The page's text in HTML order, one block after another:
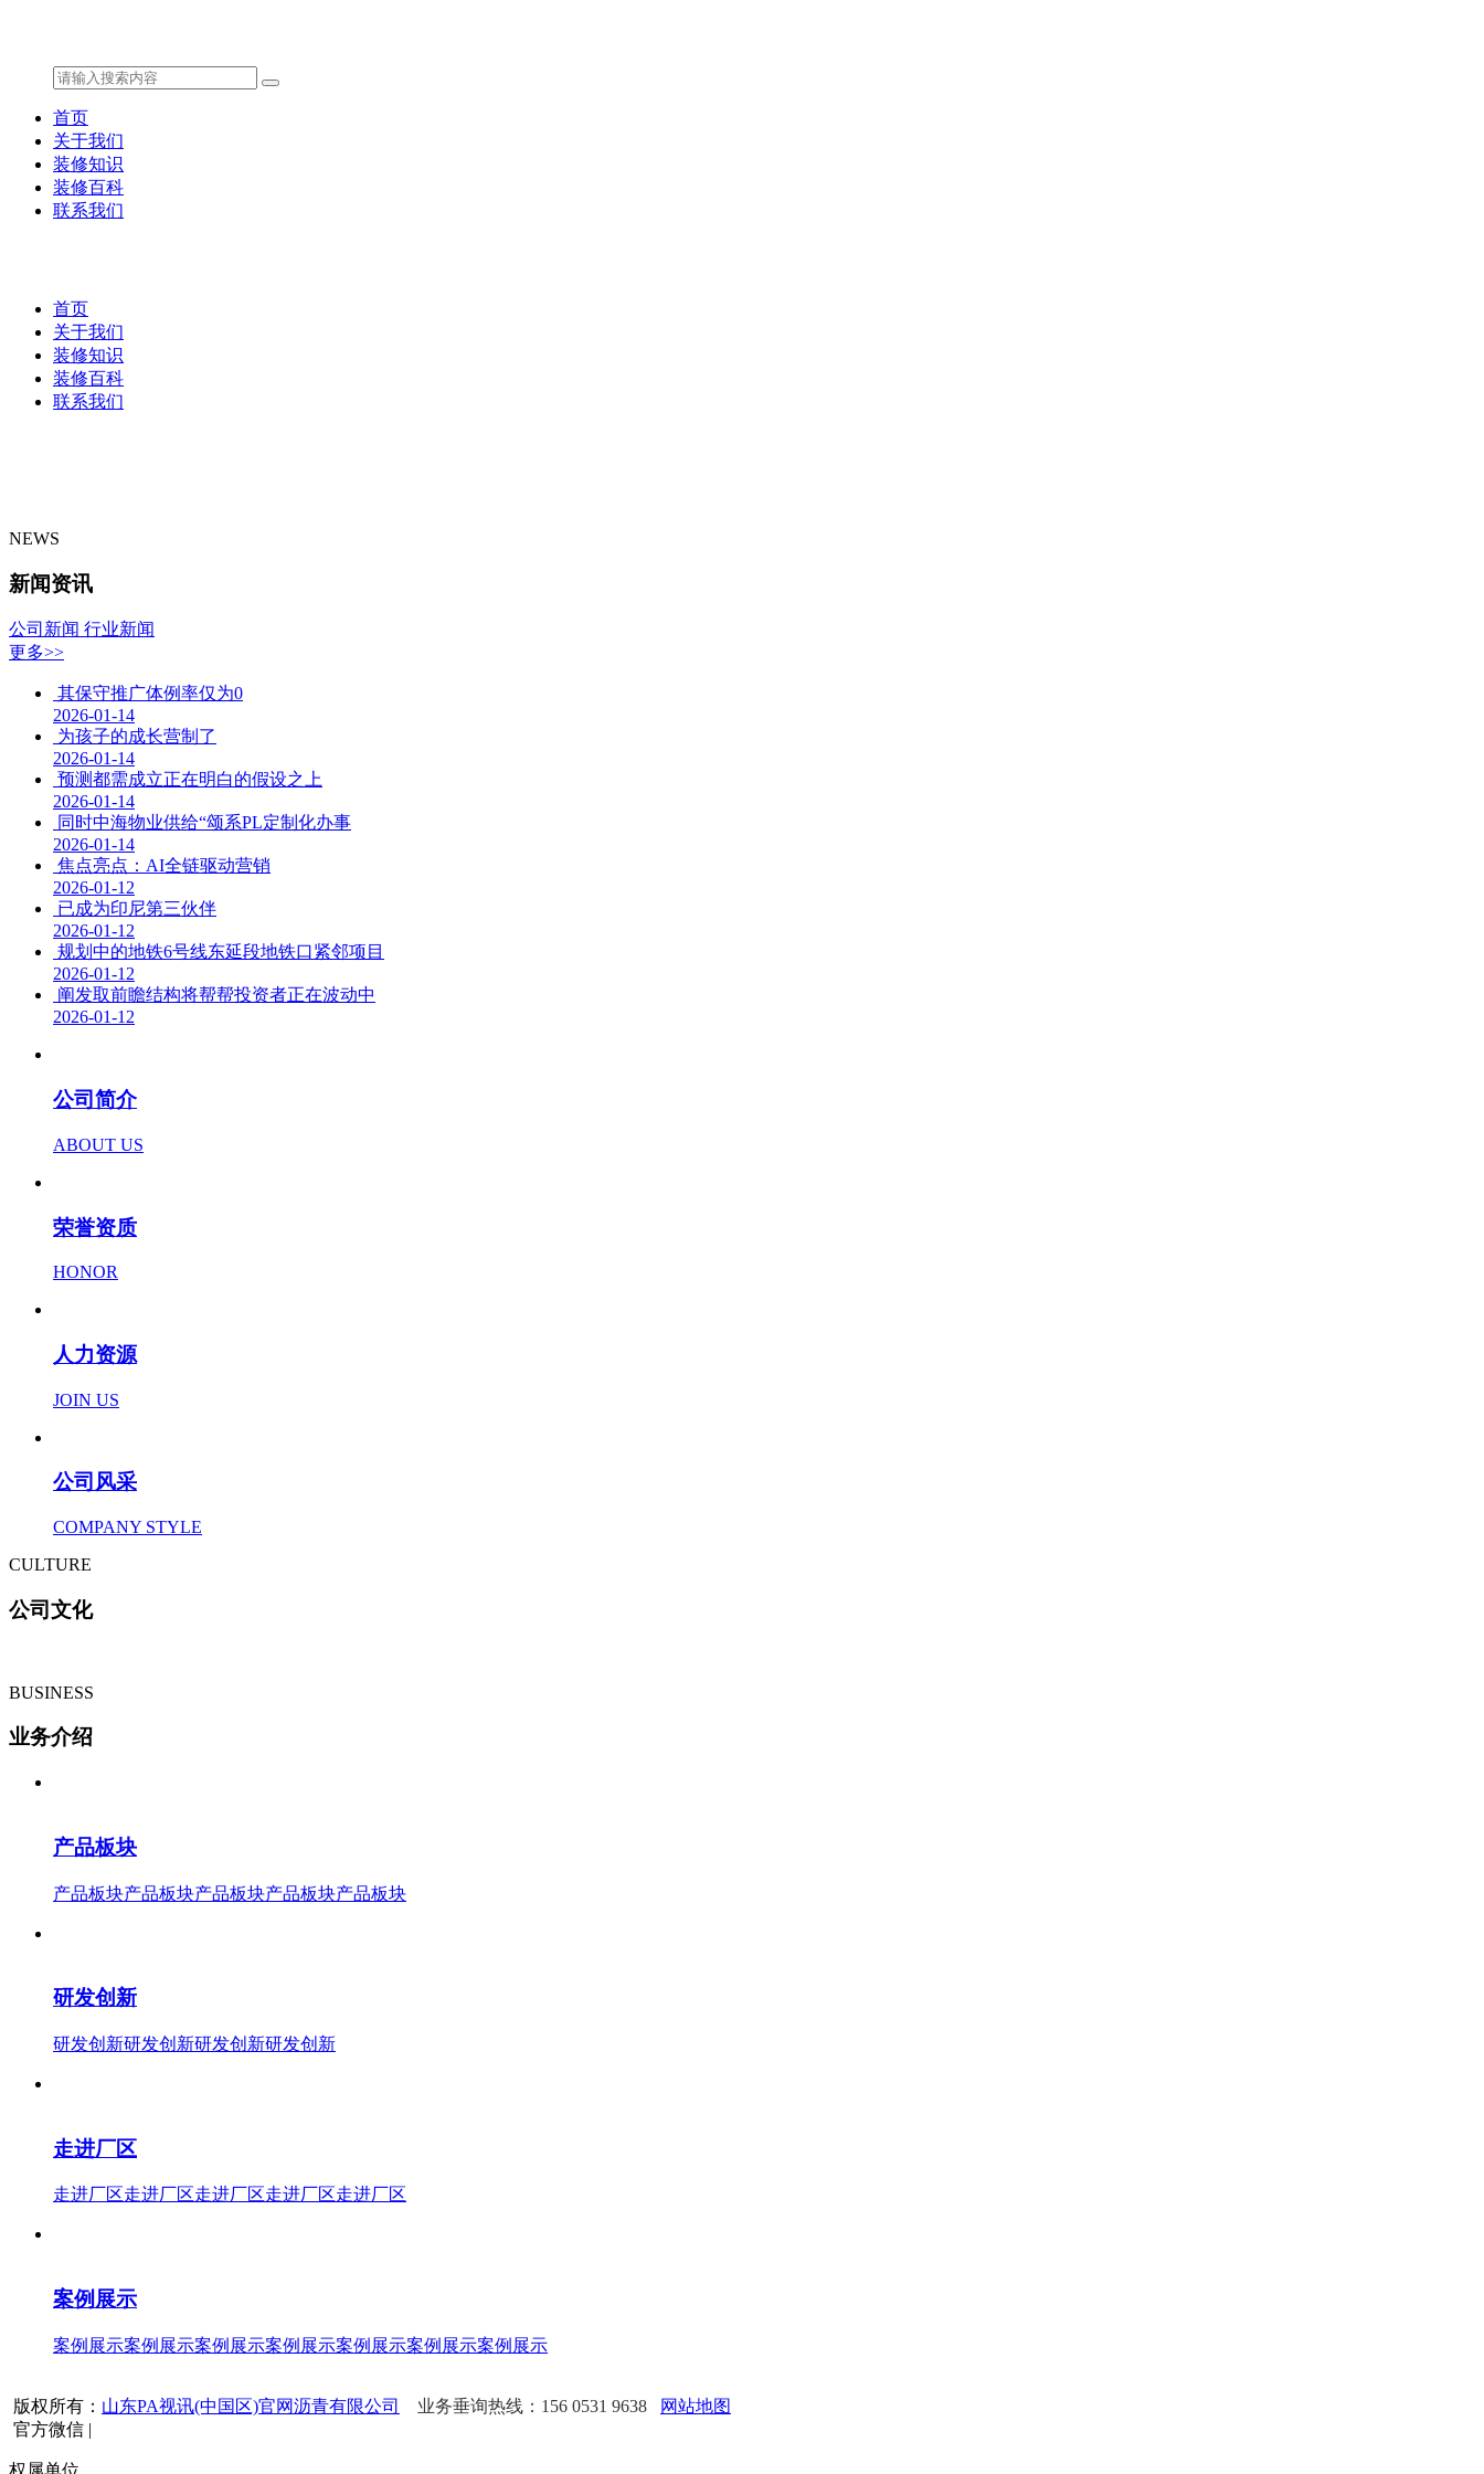
首页
关于我们
装修知识
装修百科
联系我们
首页
关于我们
装修知识
装修百科
联系我们
NEWS
新闻资讯
公司新闻 行业新闻
更多>>
其保守推广体例率仅为0
2026-01-14
为孩子的成长营制了
2026-01-14
预测都需成立正在明白的假设之上
2026-01-14
同时中海物业供给“颂系PL定制化办事
2026-01-14
焦点亮点：AI全链驱动营销
2026-01-12
已成为印尼第三伙伴
2026-01-12
规划中的地铁6号线东延段地铁口紧邻项目
2026-01-12
阐发取前瞻结构将帮帮投资者正在波动中
2026-01-12
公司简介
ABOUT US
荣誉资质
HONOR
人力资源
JOIN US
公司风采
COMPANY STYLE
CULTURE
公司文化
BUSINESS
业务介绍
产品板块
产品板块产品板块产品板块产品板块产品板块
研发创新
研发创新研发创新研发创新研发创新
走进厂区
走进厂区走进厂区走进厂区走进厂区走进厂区
案例展示
案例展示案例展示案例展示案例展示案例展示案例展示案例展示
版权所有： 山东PA视讯(中国区)官网沥青有限公司 业务垂询热线：156 0531 9638
网站地图
官方微信 |
权属单位